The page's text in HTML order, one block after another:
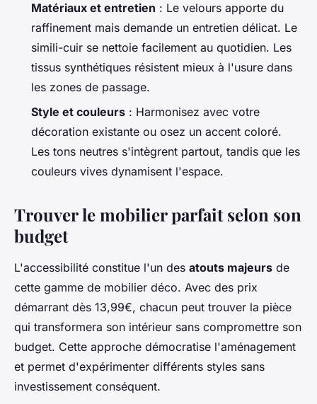
Matériaux et entretien : Le velours apporte du
raffinement mais demande un entretien délicat. Le
simili-cuir se nettoie facilement au quotidien. Les
tissus synthétiques résistent mieux à l'usure dans
les zones de passage.
Style et couleurs : Harmonisez avec votre
décoration existante ou osez un accent coloré.
Les tons neutres s'intègrent partout, tandis que les
couleurs vives dynamisent l'espace.
Trouver le mobilier parfait selon son
budget
L'accessibilité constitue l'un des atouts majeurs de
cette gamme de mobilier déco. Avec des prix
démarrant dès 13,99€, chacun peut trouver la pièce
qui transformera son intérieur sans compromettre son
budget. Cette approche démocratise l'aménagement
et permet d'expérimenter différents styles sans
investissement conséquent.